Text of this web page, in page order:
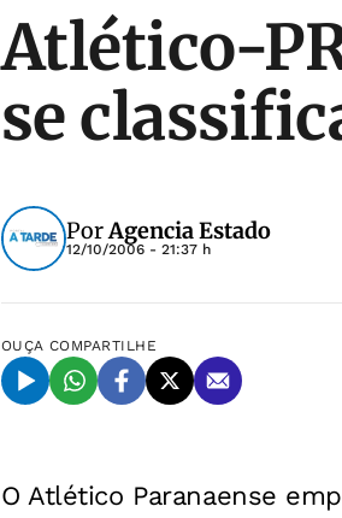
Atlético-
se
PorAgencia Estado
12/10/2006 - 21:37 h
OUÇA COMPARTILHE
O Atlético Paranaense